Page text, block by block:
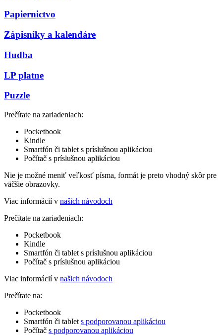
Papiernictvo
Zápisníky a kalendáre
Hudba
LP platne
Puzzle
Prečítate na zariadeniach:
Pocketbook
Kindle
Smartfón či tablet s príslušnou aplikáciou
Počítač s príslušnou aplikáciou
Nie je možné meniť veľkosť písma, formát je preto vhodný skôr pre
väčšie obrazovky.
Viac informácií v našich návodoch
Prečítate na zariadeniach:
Pocketbook
Kindle
Smartfón či tablet s príslušnou aplikáciou
Počítač s príslušnou aplikáciou
Viac informácií v našich návodoch
Prečítate na:
Pocketbook
Smartfón či tablet s podporovanou aplikáciou
Počítač s podporovanou aplikáciou